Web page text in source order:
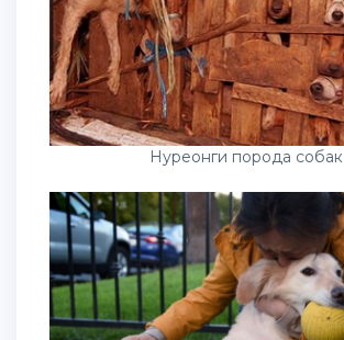
Нуреонги порода собак